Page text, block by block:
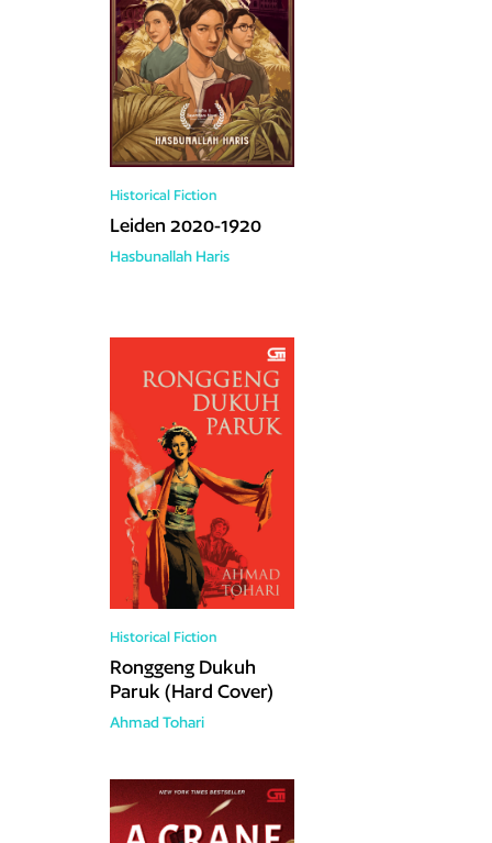
Historical Fiction
Leiden 2020-1920
Hasbunallah Haris
Historical Fiction
Ronggeng Dukuh
Paruk (Hard Cover)
Ahmad Tohari